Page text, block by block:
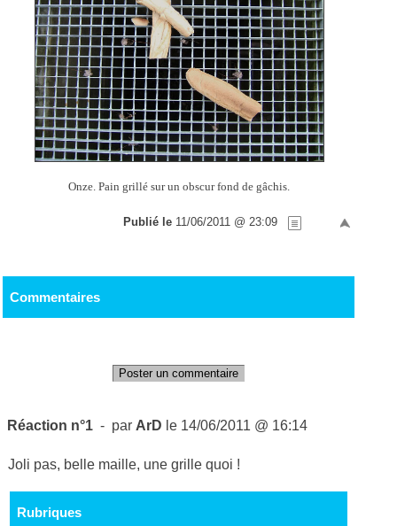
Onze. Pain grillé sur un obscur fond de gâchis.
Publié le 11/06/2011 @ 23:09
Commentaires
Poster un commentaire
Réaction n°1 - par ArD le 14/06/2011 @ 16:14
Joli pas, belle maille, une grille quoi !
Rubriques